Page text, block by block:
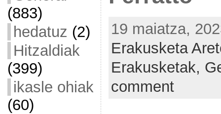
(883)
hedatuz (2)
Hitzaldiak
(399)
ikasle ohiak
(60)
19 maiatza,
Erakusketa
Erakusketak,
comment